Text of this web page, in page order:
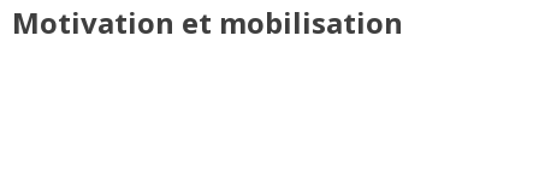
Motivation et mobilisation